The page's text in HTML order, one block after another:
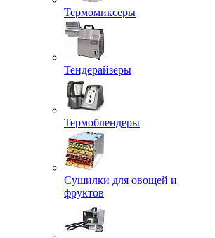
Термомиксеры
Тендерайзеры
Термоблендеры
Сушилки для овощей и
фруктов